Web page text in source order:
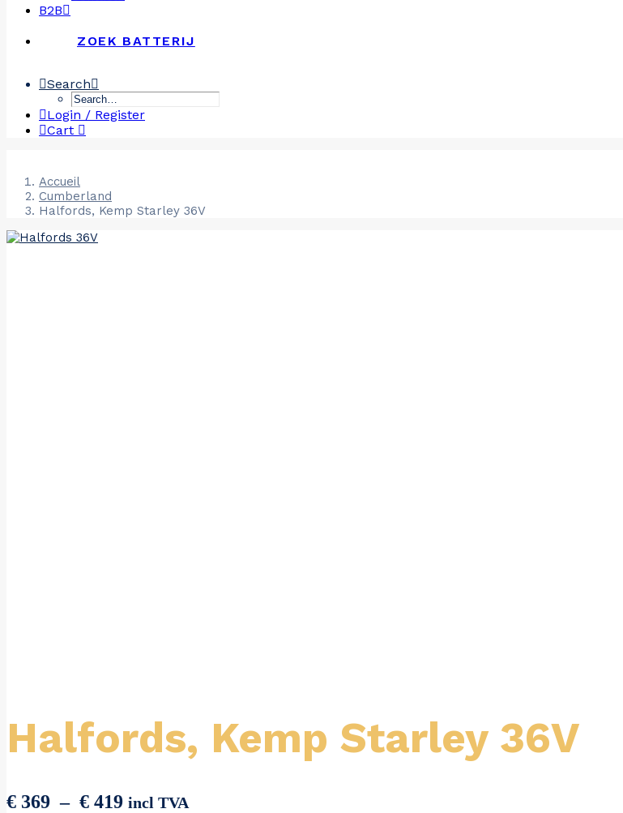
B2B
ZOEK BATTERIJ
Search
Login / Register
Cart
Accueil
Cumberland
Halfords, Kemp Starley 36V
Halfords, Kemp Starley 36V
€ 369 – € 419Plage
incl TVA